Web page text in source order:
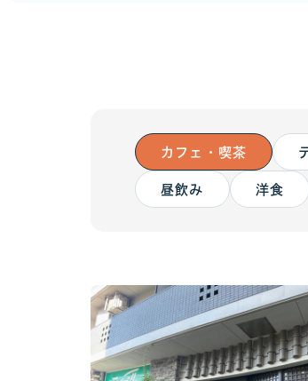
カフェ・喫茶
昼飲み 洋食